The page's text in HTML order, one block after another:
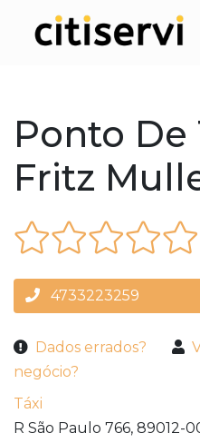
Ponto De
Fritz
4733223259
Dados errados?
negócio?
Táxi
R São Paulo 766, 89012-